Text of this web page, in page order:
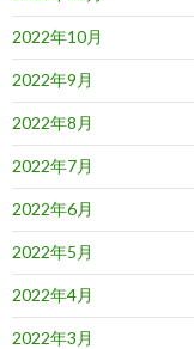
2022年10月
2022年9月
2022年8月
2022年7月
2022年6月
2022年5月
2022年4月
2022年3月